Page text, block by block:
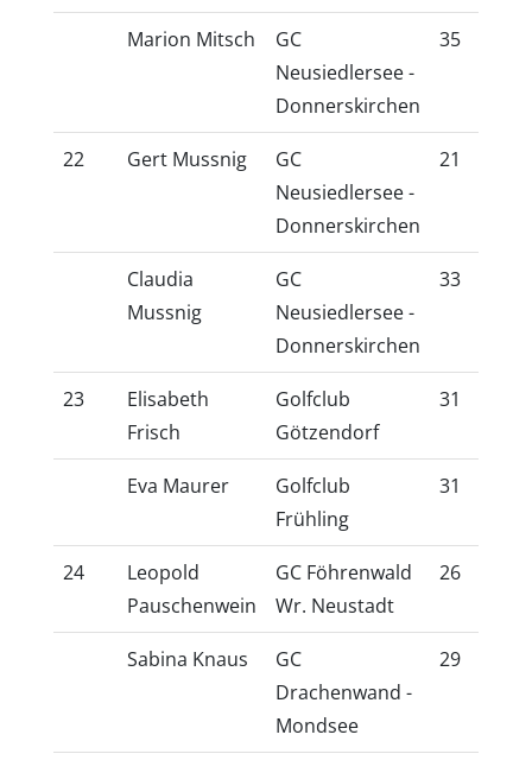
Marion Mitsch
GC
Neusiedlersee -
Donnerskirchen
35
22 Gert Mussnig
GC
Neusiedlersee -
Donnerskirchen
21
Claudia
Mussnig
GC
Neusiedlersee -
Donnerskirchen
33
23
Elisabeth
Frisch
Golfclub
Götzendorf
31
Eva Maurer
Golfclub
Frühling
31
24
Leopold
Pauschenwein
GC Föhrenwald
Wr. Neustadt
26
Sabina Knaus
GC
Drachenwand -
Mondsee
29